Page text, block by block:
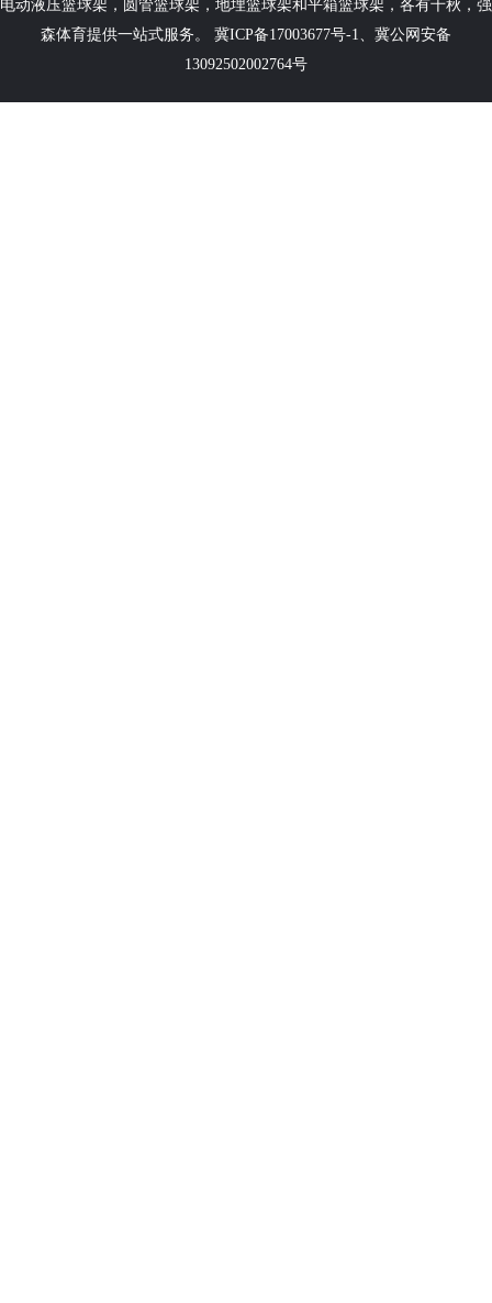
电动液压篮球架 ， 圆管篮球架 ， 地埋篮球架和平箱篮球架 ，各有千秋，强
森体育提供一站式服务。 冀ICP备17003677号-1、 冀公网安备
13092502002764号